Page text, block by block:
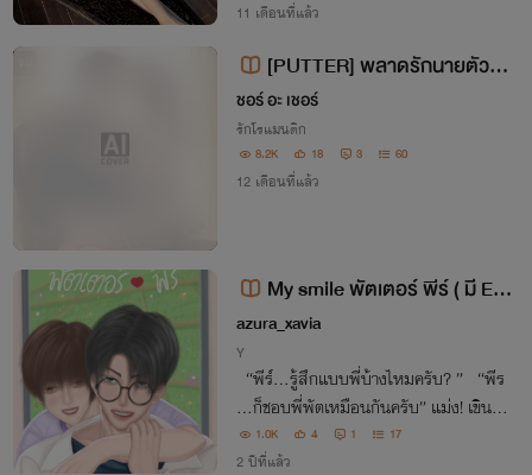
11 เดือนที่แล้ว
[PUTTER] พลาดรักนายตัวร้า
ย
ชอร์ อะ เชอร์
รักโรแมนติก
8.2K 18 3 60
12 เดือนที่แล้ว
My smile พัตเตอร์ พีร์ ( มี E-b
ook )
azura_xavia
Y
“พีร์…รู้สึกแบบพี่บ้างไหมครับ? ” “พีร
์…ก็ชอบพี่พัตเหมือนกันครับ” แม่ง! เขินว่ะ
ไม่กล้ามองพี่พัต
1.0K 4 1 17
2 ปีที่แล้ว